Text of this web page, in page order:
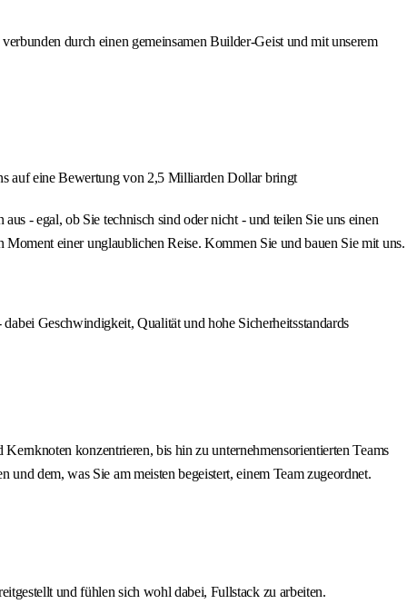
durch einen gemeinsamen Builder-Geist und mit unserem
auf eine Bewertung von 2,5 Milliarden Dollar bringt
- egal, ob Sie technisch sind oder nicht - und teilen Sie uns einen
einer unglaublichen Reise. Kommen Sie und bauen Sie mit uns.
Geschwindigkeit, Qualität und hohe Sicherheitsstandards
konzentrieren, bis hin zu unternehmensorientierten Teams
dem, was Sie am meisten begeistert, einem Team zugeordnet.
und fühlen sich wohl dabei, Fullstack zu arbeiten.